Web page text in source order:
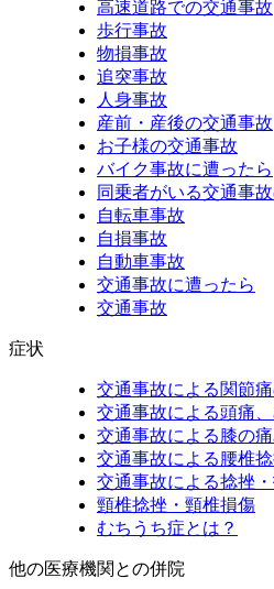
高速道路での交通事故
歩行事故
物損事故
追突事故
人身事故
産前・産後の交通事故
お子様の交通事故
バイク事故に遭ったら
同乗者がいる交通事
自転車事故
自損事故
自動車事故
交通事故に遭ったら
交通事故
症状
交通事故による関節
交通事故による頭痛
交通事故による膝の
交通事故による腰椎
交通事故による捻挫
頸椎捻挫・頸椎損傷
むちうち症とは？
他の医療機関との併院